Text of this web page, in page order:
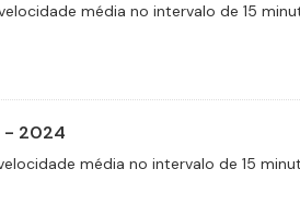
média no intervalo de 15
- 2024
média no intervalo de 15